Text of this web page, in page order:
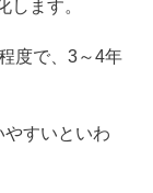
ます。
度で、3～4年
すいといわ